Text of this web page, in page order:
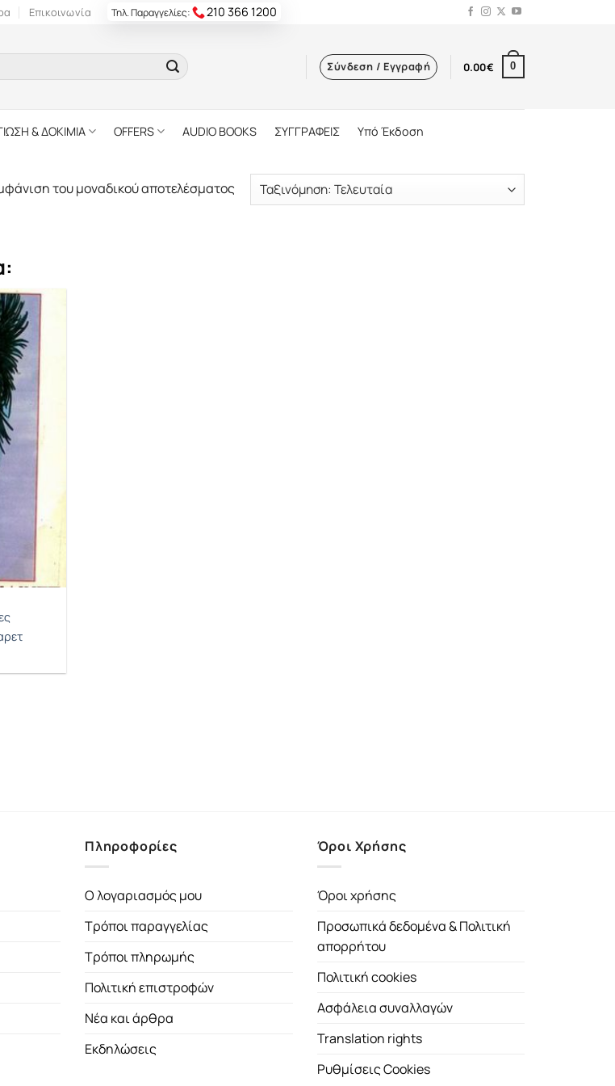
Επικοινωνία Τηλ. Παραγγελίες: 210 366 1200
Σύνδεση / Εγγραφή 0.00€ 0
& ΔΟΚΙΜΙΑ OFFERS AUDIO BOOKS ΣΥΓΓΡΑΦΕΙΣ Υπό Έκδοση
του μοναδικού αποτελέσματος
Πληροφορίες
Ο λογαριασμός μου
Τρόποι παραγγελίας
Τρόποι πληρωμής
Πολιτική επιστροφών
Νέα και άρθρα
Εκδηλώσεις
Όροι Χρήσης
Όροι χρήσης
Προσωπικά δεδομένα & Πολιτική
απορρήτου
Πολιτική cookies
Ασφάλεια συναλλαγών
Translation rights
Ρυθμίσεις Cookies